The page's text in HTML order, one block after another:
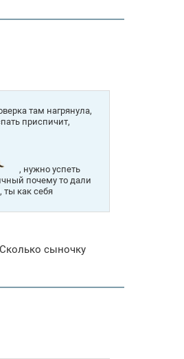
там нагрянула,
приспичит,
, нужно успеть
почему то дали
ты как себя
сыночку